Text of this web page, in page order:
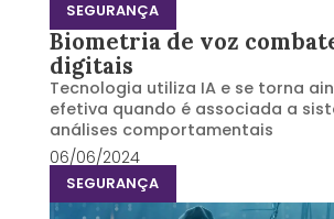
SEGURANÇA
Biometria de voz
digitais
Tecnologia utiliza IA e se torna
efetiva quando é associada a
análises comportamentais
06/06/2024
SEGURANÇA